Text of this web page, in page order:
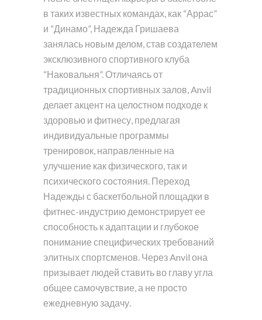
в таких известных командах, как “Аррас”
и “Динамо”, Надежда Гришаева
занялась новым делом, став создателем
эксклюзивного спортивного клуба
“Наковальня”. Отличаясь от
традиционных спортивных залов, Anvil
делает акцент на целостном подходе к
здоровью и фитнесу, предлагая
индивидуальные программы
тренировок, направленные на
улучшение как физического, так и
психического состояния. Переход
Надежды с баскетбольной площадки в
фитнес-индустрию демонстрирует ее
способность к адаптации и глубокое
понимание специфических требований
элитных спортсменов. Через Anvil она
призывает людей ставить во главу угла
общее самочувствие, а не просто
ежедневную задачу.